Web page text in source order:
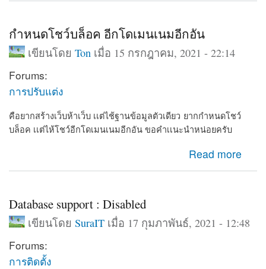
กำหนดโชว์บล็อค อีกโดเมนเนมอีกอัน
เขียนโดย Ton เมื่อ 15 กรกฎาคม, 2021 - 22:14
Forums:
การปรับแต่ง
คือยากสร้างเว็บห้าเว็บ เเต่ไช้ฐานข้อมูลตัวเดียว ยากกำหนดโชว์
บล็อค เเต่ไห้โชว์อีกโดเมนเนมอีกอัน ขอคำเเนะนำหน่อยครับ
Read more
about กำหนดโชว์บล็อค อีกโดเมนเนมอีกอัน
Database support : Disabled
เขียนโดย SuraITเมื่อ 17 กุมภาพันธ์, 2021 - 12:48
Forums:
การติดตั้ง